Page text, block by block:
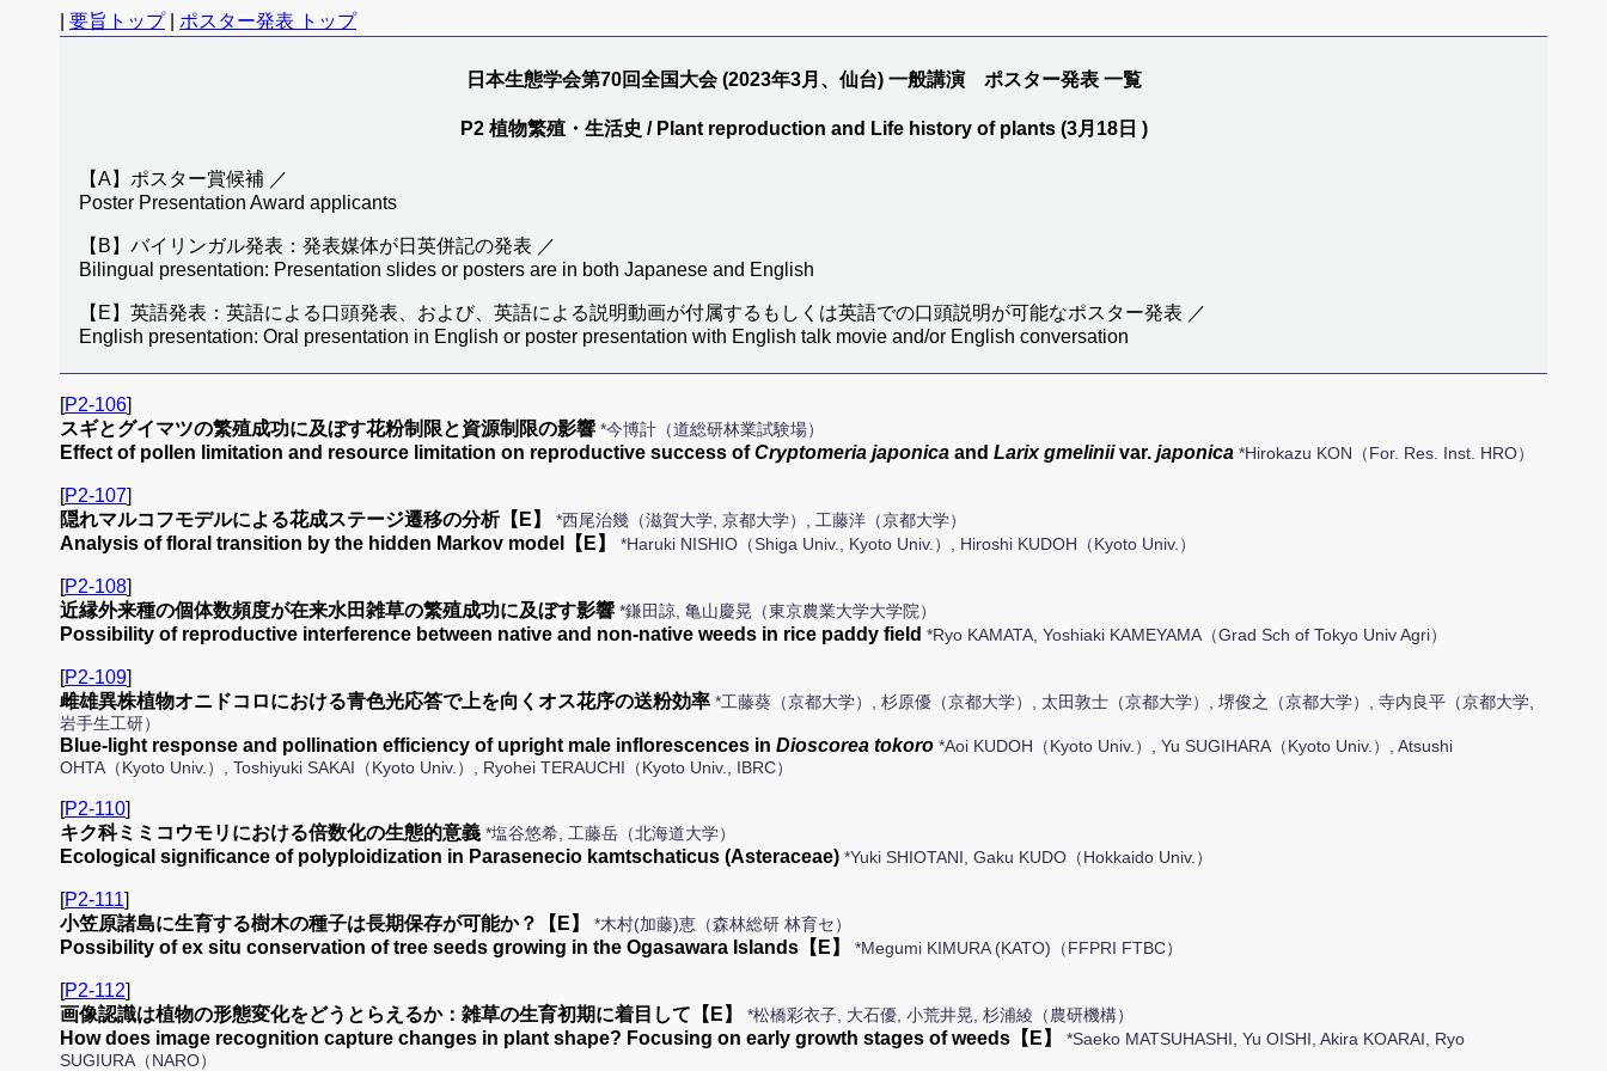
要旨トップ| ポスター発表 トップ
日本生態学会第70回全国大会 (2023年3月、仙台) 一般講演 ポスター発表 一覧
P2 植物繁殖・生活史 / Plant reproduction and Life history of plants (3月18日 )
【A】ポスター賞候補 ／
Poster Presentation Award applicants
【B】バイリンガル発表：発表媒体が日英併記の発表 ／
Bilingual presentation: Presentation slides or posters are in both Japanese and English
【E】英語発表：英語による口頭発表、および、英語による説明動画が付属するもしくは英語での口頭説明が可能なポスター発表 ／
English presentation: Oral presentation in English or poster presentation with English talk movie and/or English conversation
[P2-106]
スギとグイマツの繁殖成功に及ぼす花粉制限と資源制限の影響 *今博計（道総研林業試験場）
Effect of pollen limitation and resource limitation on reproductive success ofCryptomeria japonica and Larix gmeliniivar. japonica *Hirokazu KON（For. Res. Inst. HRO）
[P2-107]
隠れマルコフモデルによる花成ステージ遷移の分析【E】
*西尾治幾（滋賀大学, 京都大学）, 工藤洋（京都大学）
Analysis of floral transition by the hidden Markov model【E】 *Haruki NISHIO（Shiga Univ., Kyoto Univ.）, Hiroshi KUDOH（Kyoto Univ.）
[P2-108]
近縁外来種の個体数頻度が在来水田雑草の繁殖成功に及ぼす影響 *鎌田諒, 亀山慶晃（東京農業大学大学院）
Possibility of reproductive interference between native and non-native weeds in rice paddy field *Ryo KAMATA, Yoshiaki KAMEYAMA（Grad Sch of Tokyo Univ Agri）
[P2-109]
雌雄異株植物オニドコロにおける青色光応答で上を向くオス花序の送粉効率 *工藤葵（京都大学）, 杉原優（京都大学）, 太田敦士（京都大学）, 堺俊之（京都大学）, 寺内良平（京都大学,
岩手生工研）
Blue-light response and pollination efficiency of upright male inflorescences in Dioscorea tokoro *Aoi KUDOH（Kyoto Univ.）, Yu SUGIHARA（Kyoto Univ.）, Atsushi
OHTA（Kyoto Univ.）, Toshiyuki SAKAI（Kyoto Univ.）, Ryohei TERAUCHI（Kyoto Univ., IBRC）
[P2-110]
キク科ミミコウモリにおける倍数化の生態的意義 *塩谷悠希, 工藤岳（北海道大学）
Ecological significance of polyploidization in Parasenecio kamtschaticus (Asteraceae) *Yuki SHIOTANI, Gaku KUDO（Hokkaido Univ.）
[P2-111]
小笠原諸島に生育する樹木の種子は長期保存が可能か？【E】
*木村(加藤)恵（森林総研 林育セ）
Possibility of ex situ conservation of tree seeds growing in the Ogasawara Islands【E】 *Megumi KIMURA (KATO)（FFPRI FTBC）
[P2-112]
画像認識は植物の形態変化をどうとらえるか：雑草の生育初期に着目して【E】
*松橋彩衣子, 大石優, 小荒井晃, 杉浦綾（農研機構）
How does image recognition capture changes in plant shape? Focusing on early growth stages of weeds【E】
*Saeko MATSUHASHI, Yu OISHI, Akira KOARAI, Ryo
SUGIURA（NARO）